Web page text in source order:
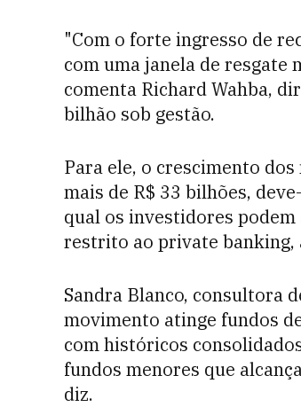
"Com o forte ingresso de
com uma janela de resgate
comenta Richard Wahba,
bilhão sob gestão.
Para ele, o crescimento
mais de R$ 33 bilhões,
qual os investidores
restrito ao private banking,
Sandra Blanco, consultora
movimento atinge fundos
com históricos
fundos menores que
diz.